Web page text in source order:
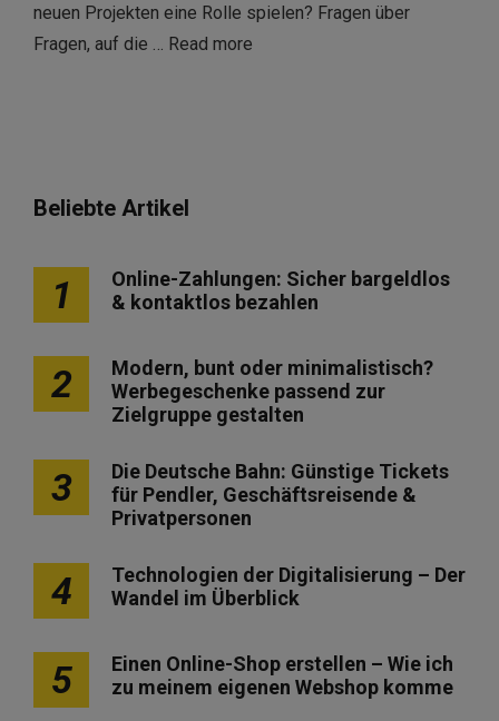
neuen Projekten eine Rolle spielen? Fragen über
Fragen, auf die … Read more
Beliebte Artikel
1
Online-Zahlungen: Sicher bargeldlos
& kontaktlos bezahlen
2
Modern, bunt oder minimalistisch?
Werbegeschenke passend zur
Zielgruppe gestalten
3
Die Deutsche Bahn: Günstige Tickets
für Pendler, Geschäftsreisende &
Privatpersonen
4
Technologien der Digitalisierung – Der
Wandel im Überblick
5
Einen Online-Shop erstellen – Wie ich
zu meinem eigenen Webshop komme